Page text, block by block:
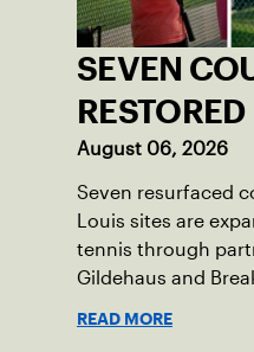
SEVEN
RESTORED
August 06, 2026
Seven resurfaced
Louis sites are
tennis through
Gildehaus and
READ MORE